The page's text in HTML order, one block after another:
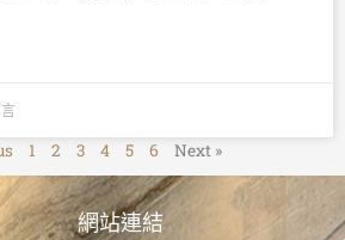
1 2 3 4 5 6 Next »
網站連結